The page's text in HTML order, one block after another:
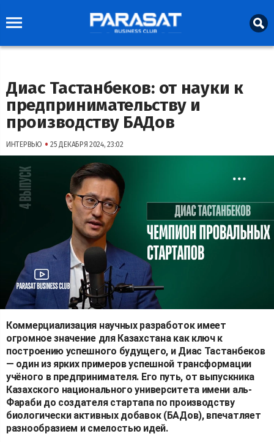
Диас Тастанбеков: от науки к
предпринимательству и
производству БАДов
ИНТЕРВЬЮ • 25 ДЕКАБРЯ 2024, 23:02
Коммерциализация научных разработок имеет
огромное значение для Казахстана как ключ к
построению успешного будущего, и Диас Тастанбеков
— один из ярких примеров успешной трансформации
учёного в предпринимателя. Его путь, от выпускника
Казахского национального университета имени аль-
Фараби до создателя стартапа по производству
биологически активных добавок (БАДов), впечатляет
разнообразием и смелостью идей.